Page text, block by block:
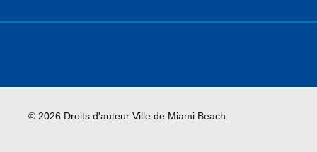
© 2026 Droits d'auteur Ville de Miami Beach.